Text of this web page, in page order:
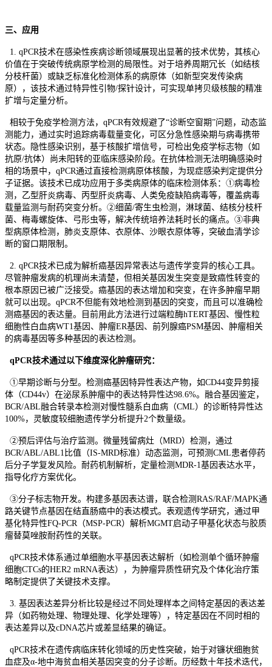
三、应用
1. qPCR技术在感染性疾病诊断领域展现出显著的技术优势，其核心
价值在于突破传统病原学检测的局限性。对于培养周期冗长（如结核
分枝杆菌）或缺乏标准化检测体系的病原体（如新型突发传染病
原），该技术通过特异性引物/探针设计，可实现单拷贝级核酸的精准
扩增与定量分析。
相较于免疫学检测方法，qPCR有效规避了“诊断空窗期”问题，动态监
测能力，通过实时追踪病毒载量变化，可区分急性感染期与病毒携带
状态。隐性感染识别，基于核酸扩增信号，可检出免疫学标志物（如
抗原/抗体）尚未阳转的亚临床感染阶段。在抗体检测无法明确感染时
相的场景中，qPCR通过直接检测病原体核酸，为现症感染判定提供分
子证据。该技术已成功应用于多类病原体的临床检测体系：①病毒检
测，乙型肝炎病毒、丙型肝炎病毒、人类免疫缺陷病毒等，覆盖病毒
载量监测与耐药突变分析。②细菌/寄生虫检测，淋球菌、结核分枝杆
菌、梅毒螺旋体、弓形虫等，解决传统培养法耗时长的痛点。③非典
型病原体检测，肺炎支原体、衣原体、沙眼衣原体等，突破血清学诊
断的窗口期限制。
2. qPCR技术已成为解析癌基因异常表达与遗传学变异的核心工具。
尽管肿瘤发病的机理尚未清楚，但相关基因发生突变是致癌性转变的
根本原因已被广泛接受。癌基因的表达增加和突变，在许多肿瘤早期
就可以出现。qPCR不但能有效地检测到基因的突变，而且可以准确检
测癌基因的表达量。目前用此方法进行过端粒酶hTERT基因、慢性粒
细胞性白血病WT1基因、肿瘤ER基因、前列腺癌PSM基因、肿瘤相关
的病毒基因等多种基因的表达检测。
qPCR技术通过以下维度深化肿瘤研究：
①早期诊断与分型。检测癌基因特异性表达产物，如CD44变异剪接
体（CD44v）在泌尿系肿瘤中的表达特异性达98.6%。融合基因鉴定，
BCR/ABL融合转录本检测对慢性髓系白血病（CML）的诊断特异性达
100%，灵敏度较细胞遗传学分析提升2个数量级。
②预后评估与治疗监测。微量残留病灶（MRD）检测，通过
BCR/ABL/ABL1比值（IS-MRD标准）动态监测，可预测CML患者停药
后分子学复发风险。耐药机制解析，定量检测MDR-1基因表达水平，
指导化疗方案优化。
③分子标志物开发。构建多基因表达谱，联合检测RAS/RAF/MAPK通
路关键节点基因在结直肠癌中的表达模式。表观遗传学研究，通过甲
基化特异性FQ-PCR（MSP-PCR）解析MGMT启动子甲基化状态与胶质
瘤替莫唑胺耐药性的关联。
qPCR技术体系通过单细胞水平基因表达解析（如检测单个循环肿瘤
细胞CTCs的HER2 mRNA表达），为肿瘤异质性研究及个体化治疗策
略制定提供了关键技术支撑。
3. 基因表达差异分析比较是经过不同处理样本之间特定基因的表达差
异（如药物处理、物理处理、化学处理等），特定基因在不同时相的
表达差异以及cDNA芯片或差显结果的确证。
qPCR技术在遗传病临床转化领域的历史性突破，始于对镰状细胞贫
血症及α-地中海贫血相关基因突变的分子诊断。历经数十年技术迭代，